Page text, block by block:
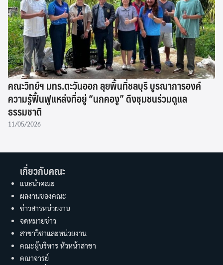
คณะวิทย์ฯ มทร.ตะวันออก ลุยพื้นที่ชลบุรี บูรณาการองค์
ความรู้ฟื้นฟูแหล่งที่อยู่ “นกคองู” ดึงชุมชนร่วมดูแล
ธรรมชาติ
11/05/2026
เกี่ยวกับคณะ
แนะนำคณะ
ผลงานของคณะ
ข่าวสารหน่วยงาน
จดหมายข่าว
สาขาวิชาและหน่วยงาน
คณะผู้บริหาร หัวหน้าสาขา
คณาจารย์